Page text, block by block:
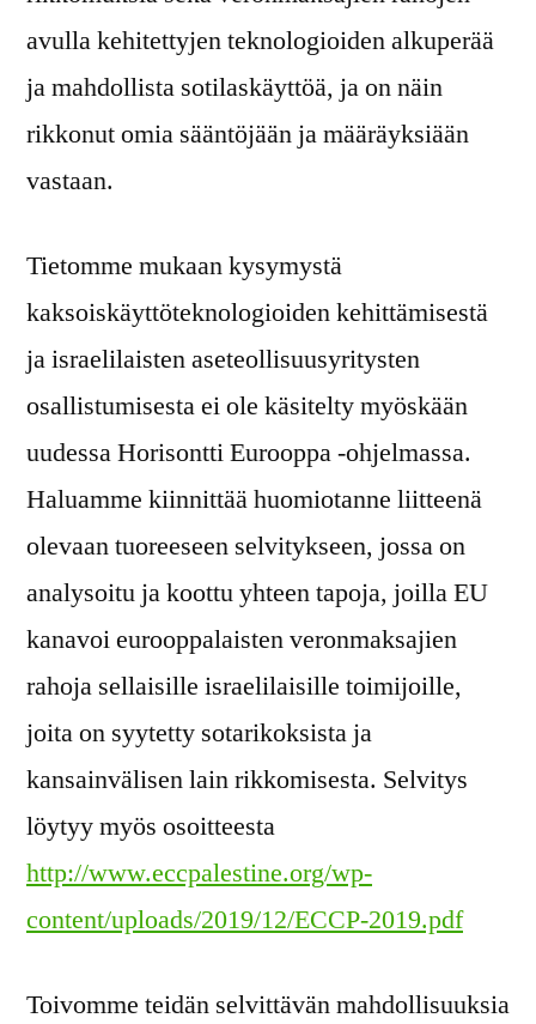
avulla kehitettyjen teknologioiden alkuperää
ja mahdollista sotilaskäyttöä, ja on näin
rikkonut omia sääntöjään ja määräyksiään
vastaan.
Tietomme mukaan kysymystä
kaksoiskäyttöteknologioiden kehittämisestä
ja israelilaisten aseteollisuusyritysten
osallistumisesta ei ole käsitelty myöskään
uudessa Horisontti Eurooppa -ohjelmassa.
Haluamme kiinnittää huomiotanne liitteenä
olevaan tuoreeseen selvitykseen, jossa on
analysoitu ja koottu yhteen tapoja, joilla EU
kanavoi eurooppalaisten veronmaksajien
rahoja sellaisille israelilaisille toimijoille,
joita on syytetty sotarikoksista ja
kansainvälisen lain rikkomisesta. Selvitys
löytyy myös osoitteesta
http://www.eccpalestine.org/wp-
content/uploads/2019/12/ECCP-2019.pdf
Toivomme teidän selvittävän mahdollisuuksia